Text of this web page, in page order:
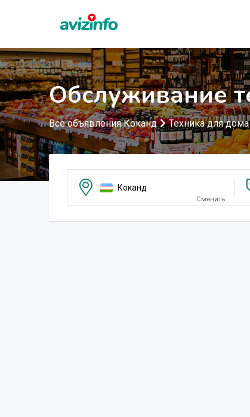
Обслуживание
Все объявления Коканд Техника для дома
Коканд
Сменить